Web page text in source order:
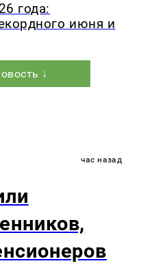
года:
июня и
↓
час назад